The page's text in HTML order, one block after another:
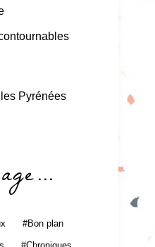
Pyrénées
Bon plan